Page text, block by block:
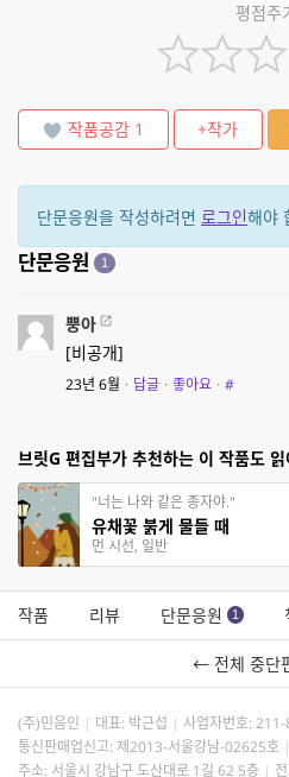
평점주
작품공감 1 +작가
단문응원을 작성하려면 로그인해야
단문응원 1
뿡아
[비공개]
23년 6월 · 답글 · 좋아요 · #
브릿G 편집부가 추천하는 이 작품도
"너는 나와 같은 종자야."
유채꽃 붉게 물들 때
먼 시선, 일반
작품 리뷰 단문응원 1
← 전체 중단
(주)민음인 대표: 박근섭 사업자번호: 211-
통신판매업신고: 제2013-서울강남-02625호
주소: 서울시 강남구 도산대로 1길 62 5층